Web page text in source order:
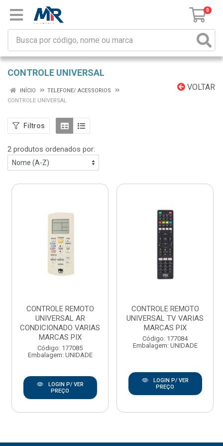
0
CONTROLE UNIVERSAL
VOLTAR
INÍCIO
TELEFONE/ ACESSORIOS
CONTROLE UNIVERSAL
Filtros
2 produtos ordenados por:
CONTROLE REMOTO
UNIVERSAL AR
CONDICIONADO VARIAS
MARCAS PIX
Código: 177085
Embalagem: UNIDADE
LOGIN P/ VER
PREÇO
CONTROLE REMOTO
UNIVERSAL TV VARIAS
MARCAS PIX
Código: 177084
Embalagem: UNIDADE
LOGIN P/ VER
PREÇO